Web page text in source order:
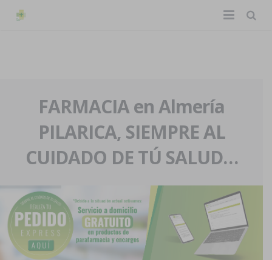
La farmacia
Nuestra historia
Nuestro equipo
Eventos
Servicios y reservas
Pedidos express
Blog
Contacto
FARMACIA en Almería
PILARICA, SIEMPRE AL
CUIDADO DE TÚ SALUD…